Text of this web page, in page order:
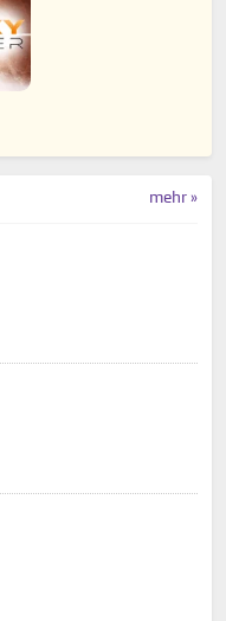
mehr »